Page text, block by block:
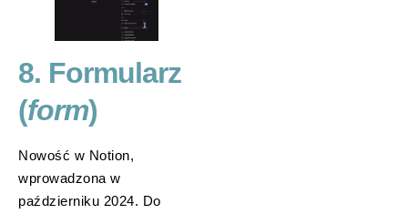
8. Formularz
(form)
Nowość w Notion,
wprowadzona w
październiku 2024. Do